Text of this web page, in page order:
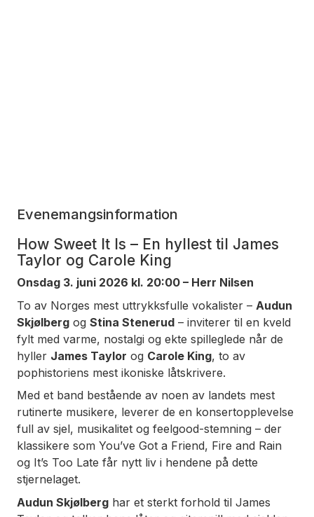
Evenemangsinformation
How Sweet It Is – En hyllest til James
Taylor og Carole King
Onsdag 3. juni 2026 kl. 20:00 – Herr Nilsen
To av Norges mest uttrykksfulle vokalister – Audun
Skjølberg og Stina Stenerud – inviterer til en kveld
fylt med varme, nostalgi og ekte spilleglede når de
hyller James Taylor og Carole King, to av
pophistoriens mest ikoniske låtskrivere.
Med et band bestående av noen av landets mest
rutinerte musikere, leverer de en konsertopplevelse
full av sjel, musikalitet og feelgood-stemning – der
klassikere som You’ve Got a Friend, Fire and Rain
og It’s Too Late får nytt liv i hendene på dette
stjernelaget.
Audun Skjølberg har et sterkt forhold til James